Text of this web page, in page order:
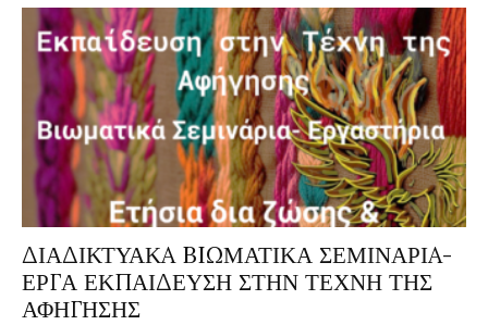
ΔΙΑΔΙΚΤΥΑΚA BIΩΜΑΤΙΚΑ ΣΕΜΙΝΑΡΙA-
ΕΡΓΑ ΕΚΠΑΙΔΕΥΣΗ ΣΤΗΝ ΤΕΧΝΗ ΤΗΣ
ΑΦΗΓΗΣΗΣ